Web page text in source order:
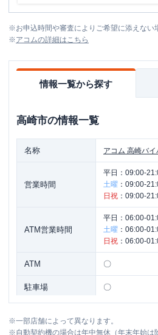
※お申込時間や審査によりご希望に添えない
※アコムの詳細はこちら
情報一覧から探す
高崎市の情報一覧
名称 アコム 高崎バイ
営業時間
平日： 09:00-
土曜 ： 09:00-
日祝 ： 09:00-
ATM営業時間
平日： 06:00-
土曜 ： 06:00-
日祝 ： 06:00-
ATM 〇
駐車場 〇
住所
Ｆ
※一部店舗によって異なります。
※自動契約機の場合は年中無休（年末年始は